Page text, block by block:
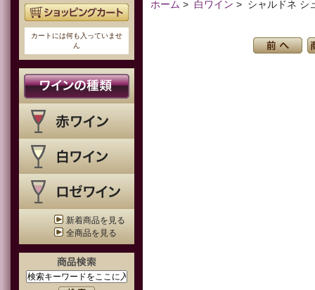
カートには何も入っていませ
ん
新着商品を見る
全商品を見る
ホーム > 白ワイン > シャルドネ シ